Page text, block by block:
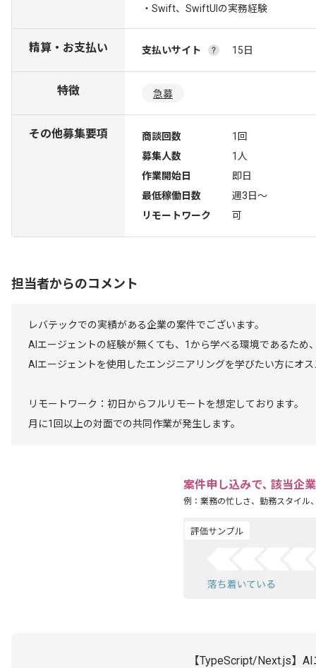
・Swift、SwiftUIの実務経験
精算・お支払い 支払いサイト 15日
特徴 急募
その他募集要項 商談回数
1回
募集人数
1人
作業開始日
即日
最低稼働日数
週3日〜
リモートワーク
可
担当者からのコメント
レバテックでの実績がある企業の案件でございます。
AIエージェントの経験が無くても、1から学べる環境であるため
AIエージェントを使用したエンジニアリングを学びたい方にオ
リモートワーク：初日からフルリモートを想定しております。
月に1回以上の対面での共同作業が発生します。
案件申し込みで､ 該当企
例：業務の忙しさ、勤務スタイル
【TypeScript/Next.js】